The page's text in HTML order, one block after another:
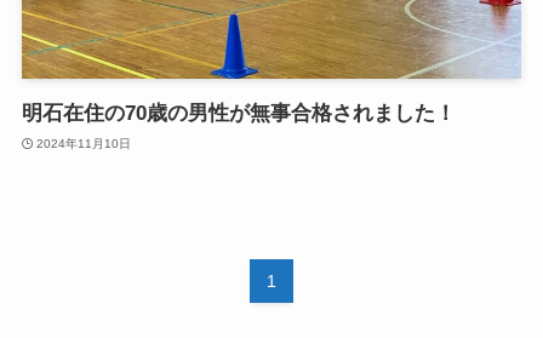
明石在住の70歳の男性が無事合格されました！
2024年11月10日
1